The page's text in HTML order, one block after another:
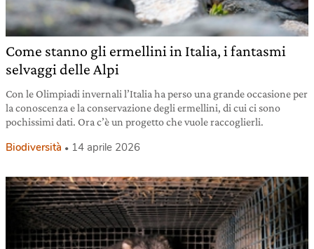
Come stanno gli ermellini in Italia, i fantasmi
selvaggi delle Alpi
Con le Olimpiadi invernali l’Italia ha perso una grande occasione per
la conoscenza e la conservazione degli ermellini, di cui ci sono
pochissimi dati. Ora c’è un progetto che vuole raccoglierli.
Biodiversità 14 aprile 2026